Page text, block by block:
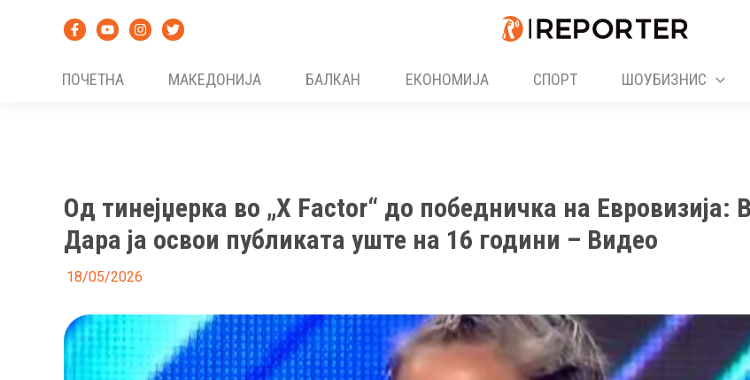
ПОЧЕТНА
МАКЕДОНИЈА БАЛКАН ЕКОНОМИЈА СПОРТ ШОУБИЗНИС
Од тинејџерка во „X Factor“ до победничка на Евровизија:
Дара ја освои публиката уште на 16 години – Видео
18/05/2026